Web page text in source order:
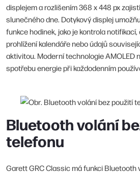
displejem a rozlišením 368 x 448 px
slunečného dne. Dotykový displej
funkce hodinek, jako je kontrola
prohlížení kalendáře nebo údajů
aktivitou. Moderní technologie AMOLED
spotřebu energie při každodenním
Bluetooth volání
telefonu
Garett GRC Classic má funkci Bluetooth